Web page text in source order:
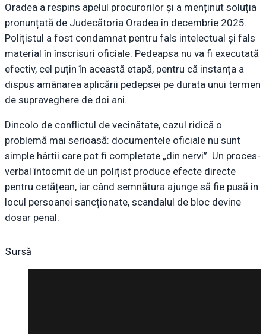
Oradea a respins apelul procurorilor și a menținut soluția
pronunțată de Judecătoria Oradea în decembrie 2025.
Polițistul a fost condamnat pentru fals intelectual și fals
material în înscrisuri oficiale. Pedeapsa nu va fi executată
efectiv, cel puțin în această etapă, pentru că instanța a
dispus amânarea aplicării pedepsei pe durata unui termen
de supraveghere de doi ani.
Dincolo de conflictul de vecinătate, cazul ridică o
problemă mai serioasă: documentele oficiale nu sunt
simple hârtii care pot fi completate „din nervi”. Un proces-
verbal întocmit de un polițist produce efecte directe
pentru cetățean, iar când semnătura ajunge să fie pusă în
locul persoanei sancționate, scandalul de bloc devine
dosar penal.
Sursă